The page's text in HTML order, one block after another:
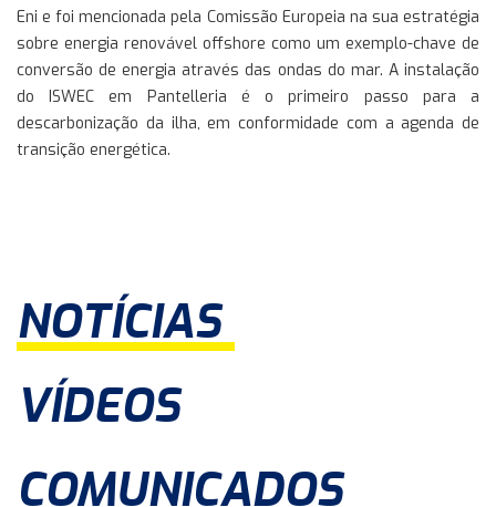
Eni e foi mencionada pela Comissão Europeia na sua estratégia
sobre energia renovável offshore como um exemplo-chave de
conversão de energia através das ondas do mar. A instalação
do ISWEC em Pantelleria é o primeiro passo para a
descarbonização da ilha, em conformidade com a agenda de
transição energética.
NOTÍCIAS
VÍDEOS
COMUNICADOS